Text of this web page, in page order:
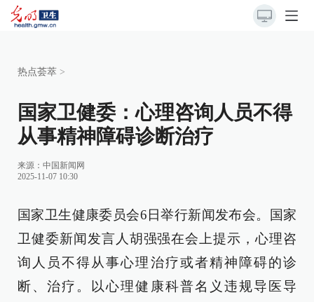
热点荟萃 >
国家卫健委：心理咨询人员不得
从事精神障碍诊断治疗
来源： 中国新闻网
2025-11-07 10:30
国家卫生健康委员会6日举行新闻发布会。国家
卫健委新闻发言人胡强强在会上提示，心理咨
询人员不得从事心理治疗或者精神障碍的诊
断、治疗。以心理健康科普名义违规导医导